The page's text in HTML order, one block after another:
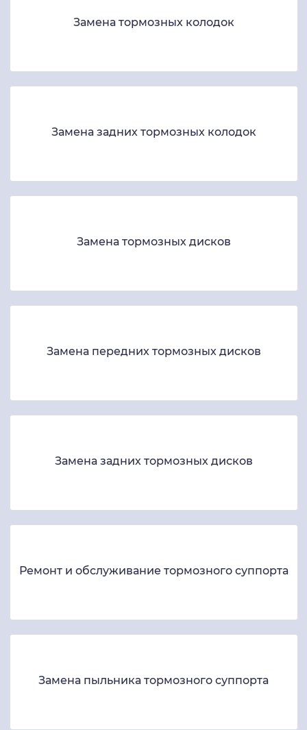
Замена тормозных колодок
Замена задних тормозных колодок
Замена тормозных дисков
Замена передних тормозных дисков
Замена задних тормозных дисков
Ремонт и обслуживание тормозного суппорта
Замена пыльника тормозного суппорта